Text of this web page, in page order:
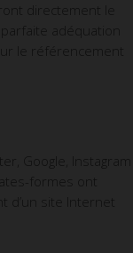
directement le
adéquation
le référencement
Google, Instagram
formes ont
d’un site Internet